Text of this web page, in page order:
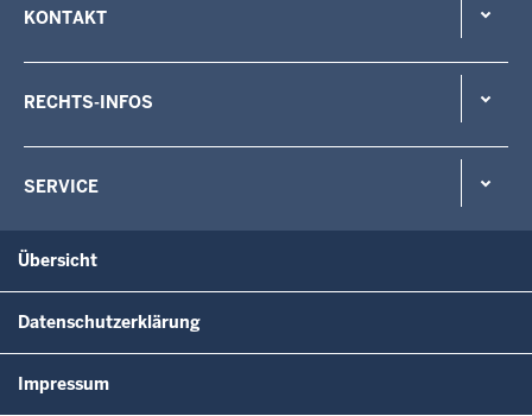
KONTAKT
RECHTS-INFOS
SERVICE
Übersicht
Datenschutzerklärung
Impressum